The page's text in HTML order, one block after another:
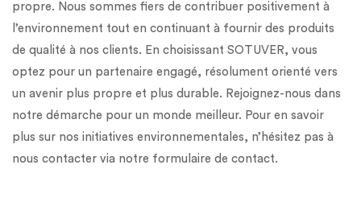
propre. Nous sommes fiers de contribuer positivement à
l’environnement tout en continuant à fournir des produits
de qualité à nos clients. En choisissant SOTUVER, vous
optez pour un partenaire engagé, résolument orienté vers
un avenir plus propre et plus durable. Rejoignez-nous dans
notre démarche pour un monde meilleur. Pour en savoir
plus sur nos initiatives environnementales, n’hésitez pas à
nous contacter via notre formulaire de contact.